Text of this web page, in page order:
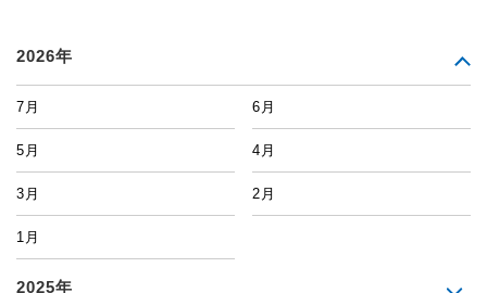
2026年
7月 6月
5月 4月
3月 2月
1月
2025年